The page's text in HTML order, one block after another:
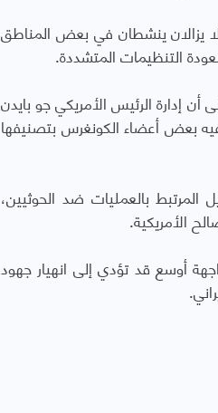
يزالان ينشطان في بعض المناطق
التنظيمات المتشددة.
أن إدارة الرئيس الأمريكي جو بايدن
بعض أعضاء الكونغرس بتصنيفها
بالعمليات ضد الحوثيين،
الأمريكية.
أوسع قد تؤدي إلى انهيار جهود